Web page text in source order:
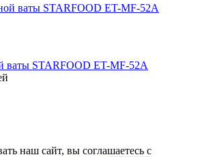
ваты STARFOOD ET-MF-52A
наш сайт, вы соглашаетесь c